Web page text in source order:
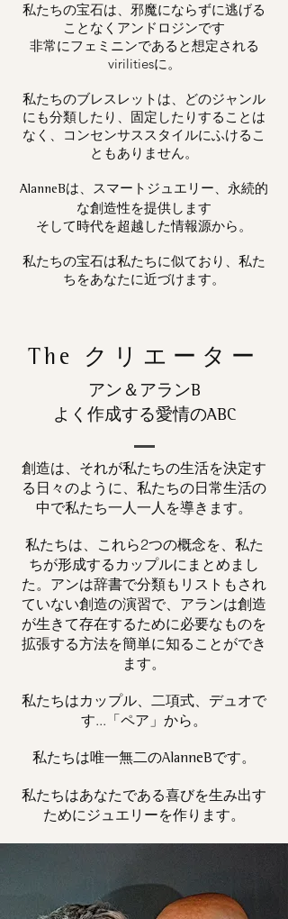
私たちの宝石は、邪魔にならずに逃げる
ことなくアンドロジンです
非常にフェミニンであると想定される
virilitiesに。
私たちのブレスレットは、どのジャンル
にも分類したり、固定したりすることは
なく、コンセンサススタイルにふけるこ
ともありません。
AlanneBは、スマートジュエリー、永続的
な創造性を提供します
そして時代を超越した情報源から。
私たちの宝石は私たちに似ており、私た
ちをあなたに近づけます。
The クリエーター
アン＆アランB
よく作成する愛情のABC
創造は、それが私たちの生活を決定す
る日々のように、私たちの日常生活の
中で私たち一人一人を導きます。
私たちは、これら2つの概念を、私た
ちが形成するカップルにまとめまし
た。アンは辞書で分類もリストもされ
ていない創造の演習で、アランは創造
が生きて存在するために必要なものを
拡張する方法を簡単に知ることができ
ます。
私たちはカップル、二項式、デュオで
す...「ペア」から。
私たちは唯一無二のAlanneBです。
私たちはあなたである喜びを生み出す
ためにジュエリーを作ります。